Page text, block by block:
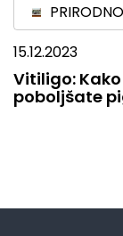
15.12.2023
Vitiligo:
poboljšate